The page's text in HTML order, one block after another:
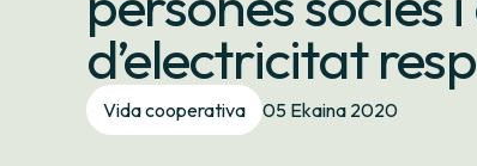
d’electricitat
Vida cooperativa 05 Ekaina 2020